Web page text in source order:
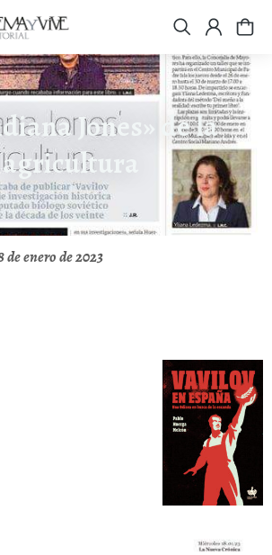
Jones» de la
agricultura
enero de 2023